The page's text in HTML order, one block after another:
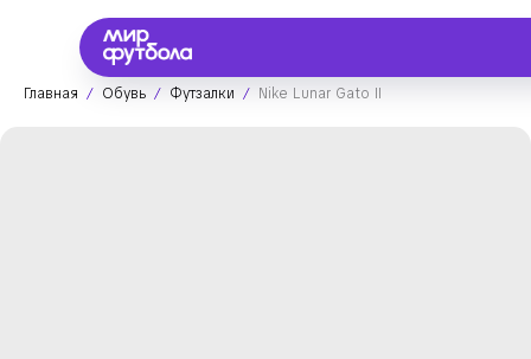
Главная Обувь Футзалки Nike Lunar Gato II